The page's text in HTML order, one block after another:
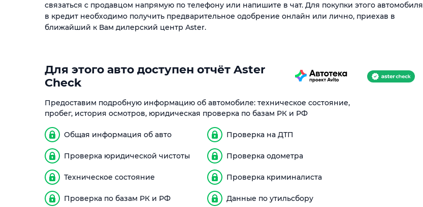
связаться с продавцом напрямую по телефону или напишите в чат. Для покупки этого автомобиля
в кредит необходимо получить предварительное одобрение онлайн или лично, приехав в
ближайший к Вам дилерский центр Aster.
Для этого авто доступен отчёт Aster
Check
Предоставим подробную информацию об автомобиле: техническое состояние,
пробег, история осмотров, юридическая проверка по базам РК и РФ
Общая информация об авто Проверка на ДТП
Проверка юридической чистоты Проверка одометра
Техническое состояние Проверка криминалиста
Проверка по базам РК и РФ Данные по утильсбору